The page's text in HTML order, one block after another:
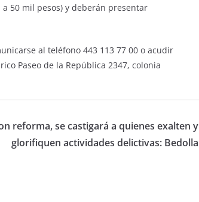
50 mil pesos) y deberán presentar
al teléfono 443 113 77 00 o acudir
Paseo de la República 2347, colonia
reforma, se castigará a quienes exalten y
glorifiquen actividades delictivas: Bedolla